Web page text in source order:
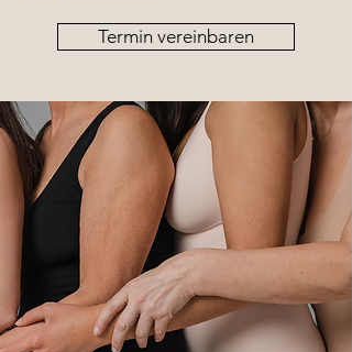
Termin vereinbaren